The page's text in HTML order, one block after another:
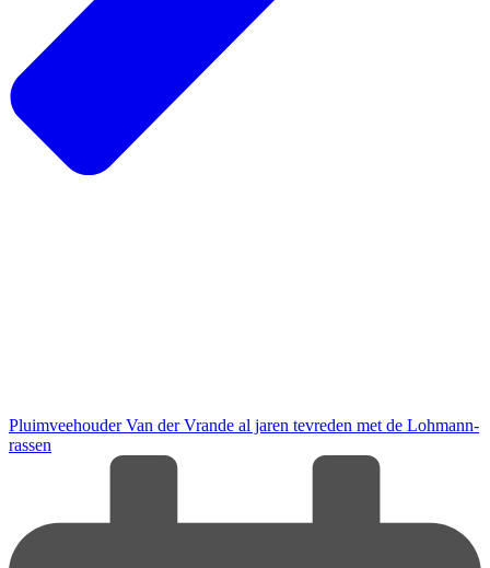
Pluimveehouder Van der Vrande al jaren tevreden met de Lohmann-
rassen